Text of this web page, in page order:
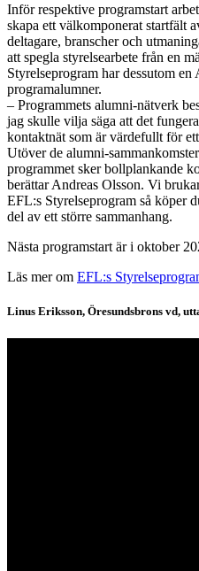
Inför respektive programstart
skapa ett välkomponerat startfält
deltagare, branscher och
att spegla styrelsearbete från en
Styrelseprogram har dessutom
programalumner.
– Programmets alumni-nätverk
jag skulle vilja säga att det
kontaktnät som är värdefullt för
Utöver de alumni-
programmet sker bollplankande
berättar Andreas Olsson. Vi
EFL:s Styrelseprogram så köper
del av ett större sammanhang.
Nästa programstart är i oktober
Läs mer om EFL:s
Linus Eriksson, Öresundsbrons vd,